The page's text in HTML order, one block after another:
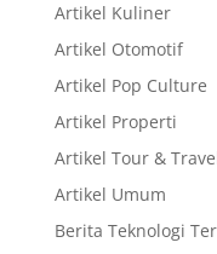
Artikel Kuliner
Artikel Otomotif
Artikel Pop Culture
Artikel Properti
Artikel Tour &
Artikel Umum
Berita Teknologi